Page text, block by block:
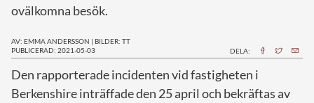
ovälkomna besök.
AV: EMMA ANDERSSON | BILDER: TT
PUBLICERAD: 2021-05-03
DELA:
Den rapporterade incidenten vid fastigheten i
Berkenshire inträffade den 25 april och bekräftas av